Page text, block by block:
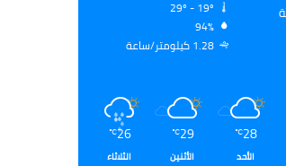
94%
1.28 كيلومتر/ساعة
28
℃
الأحد
29
℃
الأثنين
26
℃
الثلاثاء